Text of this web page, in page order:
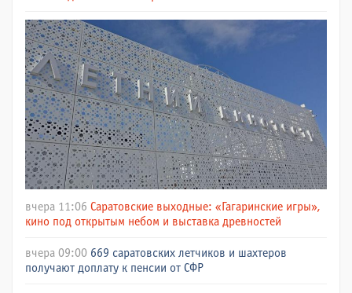
вчера 11:06 Саратовские выходные: «Гагаринские игры»,
кино под открытым небом и выставка древностей
вчера 09:00 669 саратовских летчиков и шахтеров
получают доплату к пенсии от СФР